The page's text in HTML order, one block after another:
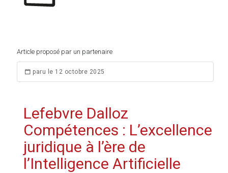
Article proposé par un partenaire
paru le 12 octobre 2025
Lefebvre Dalloz
Compétences : L’excellence
juridique à l’ère de
l’Intelligence Artificielle